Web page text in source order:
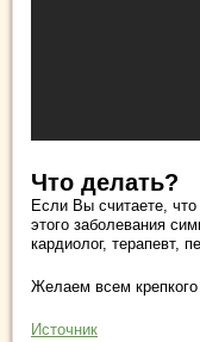
Что делать?
Если Вы считаете, что
этого заболевания
кардиолог, терапевт,
Желаем всем крепкого
Источник